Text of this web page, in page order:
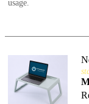
usage.